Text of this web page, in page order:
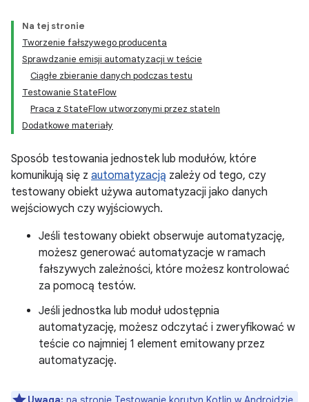
Na tej stronie
Tworzenie fałszywego producenta
Sprawdzanie emisji automatyzacji w teście
Ciągłe zbieranie danych podczas testu
Testowanie StateFlow
Praca z StateFlow utworzonymi przez stateIn
Dodatkowe materiały
Sposób testowania jednostek lub modułów, które
komunikują się z automatyzacją zależy od tego, czy
testowany obiekt używa automatyzacji jako danych
wejściowych czy wyjściowych.
Jeśli testowany obiekt obserwuje automatyzację,
możesz generować automatyzacje w ramach
fałszywych zależności, które możesz kontrolować
za pomocą testów.
Jeśli jednostka lub moduł udostępnia
automatyzację, możesz odczytać i zweryfikować w
teście co najmniej 1 element emitowany przez
automatyzację.